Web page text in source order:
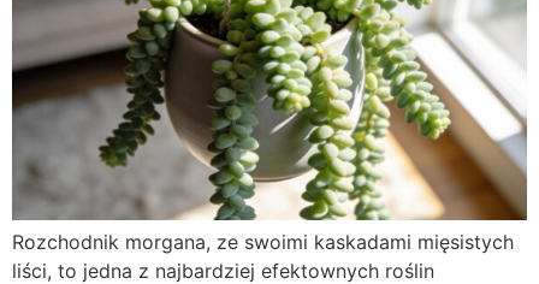
Rozchodnik morgana, ze swoimi kaskadami mięsistych
liści, to jedna z najbardziej efektownych roślin